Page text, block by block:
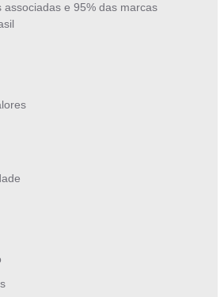
associadas e 95% das marcas